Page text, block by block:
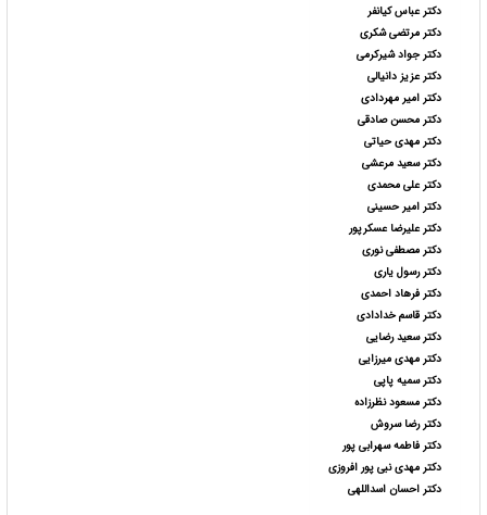
دکتر عباس کیانفر
دکتر مرتضی شکری
دکتر جواد شیرکرمی
دکتر عزیز دانیالی
دکتر امیر مهردادی
دکتر محسن صادقی
دکتر مهدی حیاتی
دکتر سعید مرعشی
دکتر علی محمدی
دکتر امیر حسینی
دکتر علیرضا عسکرپور
دکتر مصطفی نوری
دکتر رسول یاری
دکتر فرهاد احمدی
دکتر قاسم خدادادی
دکتر سعید رضایی
دکتر مهدی میرزایی
دکتر سمیه پاپی
دکتر مسعود نظرزاده
دکتر رضا سروش
دکتر فاطمه سهرابی پور
دکتر مهدی نبی پور افروزی
دکتر احسان اسداللهی